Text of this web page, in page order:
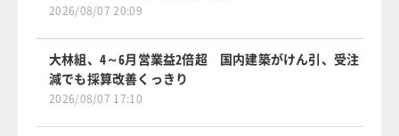
2026/08/07 20:09
大林組、4～6月営業益2倍超 国内建築がけん引、受注
減でも採算改善くっきり
2026/08/07 17:10